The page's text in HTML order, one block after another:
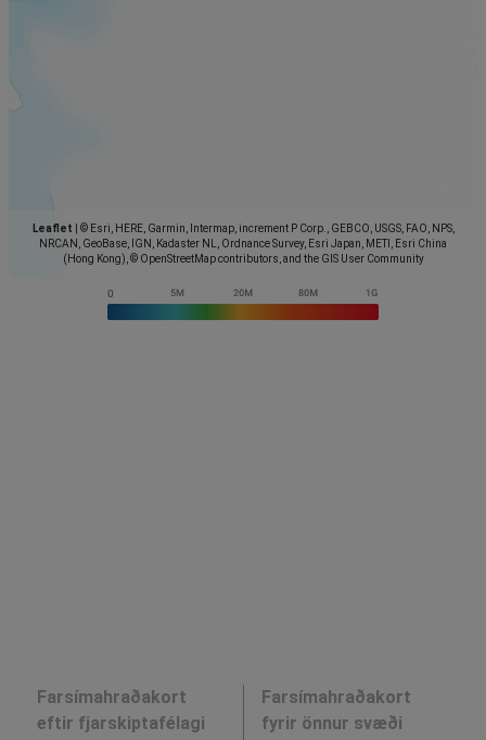
Leaflet
© Esri, HERE, Garmin, Intermap, increment P Corp., GEBCO, USGS, FAO, NPS,
NRCAN, GeoBase, IGN, Kadaster NL, Ordnance Survey, Esri Japan, METI, Esri China
(Hong Kong), © OpenStreetMap contributors, and the GIS User Community
Farsímahraðakort
eftir fjarskiptafélagi
Farsímahraðakort
fyrir önnur svæði